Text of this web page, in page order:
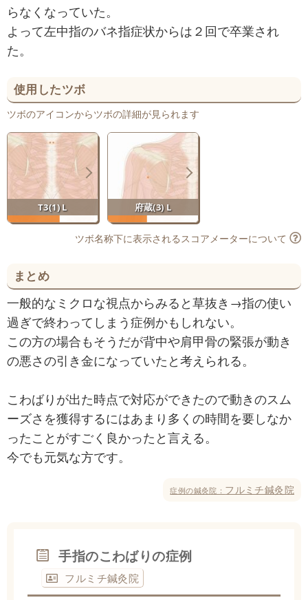
らなくなっていた。
よって左中指のバネ指症状からは２回で卒業され
た。
使用したツボ
ツボのアイコンからツボの詳細が見られます
T3(1) L 府蔵(3) L
ツボ名称下に表示されるスコアメーターについて
まとめ
一般的なミクロな視点からみると草抜き→指の使い
過ぎで終わってしまう症例かもしれない。
この方の場合もそうだが背中や肩甲骨の緊張が動き
の悪さの引き金になっていたと考えられる。
こわばりが出た時点で対応ができたので動きのスム
ーズさを獲得するにはあまり多くの時間を要しなか
ったことがすごく良かったと言える。
今でも元気な方です。
症例の鍼灸院： フルミチ鍼灸院
手指のこわばりの症例
フルミチ鍼灸院